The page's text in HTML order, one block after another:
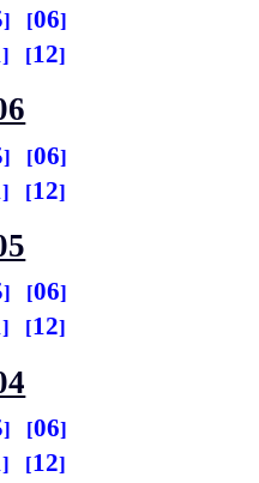
06
12
06
12
06
12
06
12